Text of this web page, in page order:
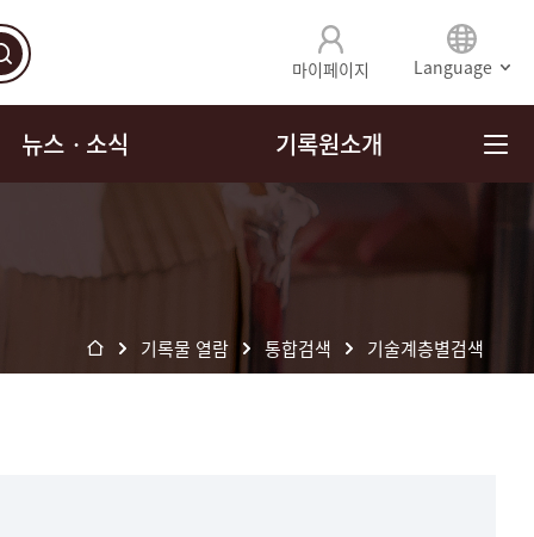
마이페이지 Language
뉴스ㆍ소식 기록원소개
기록물 열람 통합검색 기술계층별검색